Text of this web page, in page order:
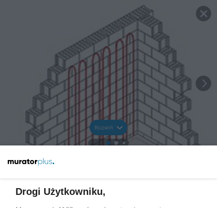
Rozwiń
Drogi Użytkowniku,